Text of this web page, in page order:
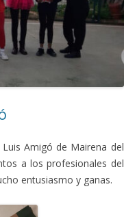
Amigó de Mairena del
a los profesionales del
entusiasmo y ganas.